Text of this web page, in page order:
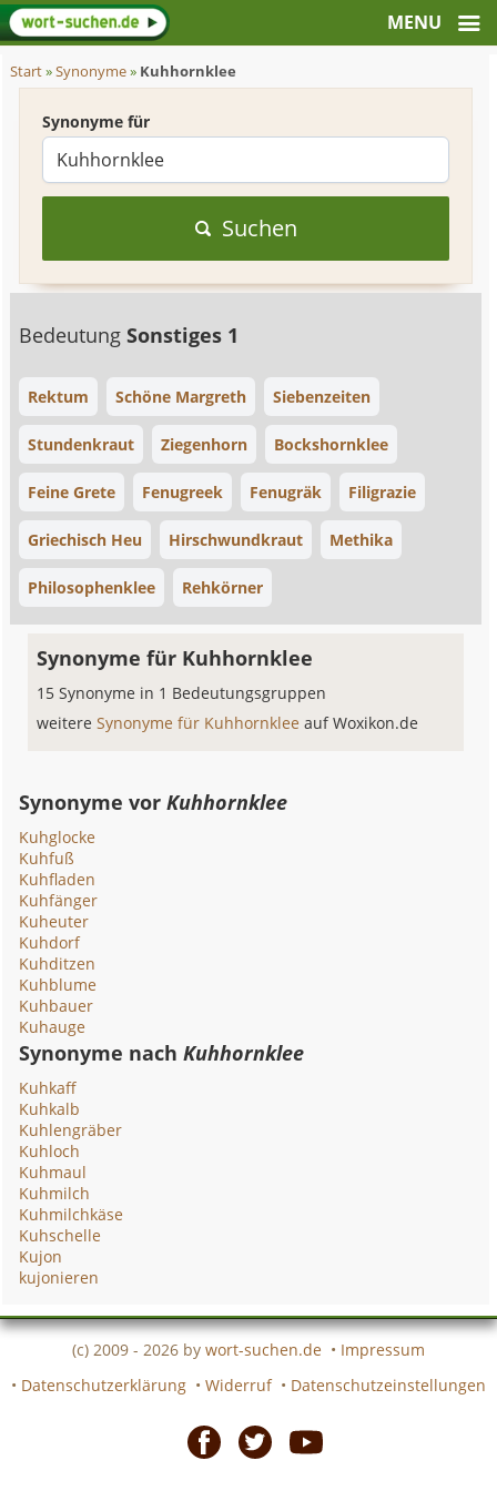
Start»Synonyme» Kuhhornklee
Synonyme für
Suchen
BedeutungSonstiges 1
Rektum Schöne Margreth Siebenzeiten
Stundenkraut Ziegenhorn Bockshornklee
Feine Grete Fenugreek Fenugräk Filigrazie
Griechisch Heu Hirschwundkraut Methika
Philosophenklee Rehkörner
Synonyme für Kuhhornklee
15 Synonyme in 1 Bedeutungsgruppen
weitereSynonyme für Kuhhornkleeauf Woxikon.de
Synonyme vorKuhhornklee
Kuhglocke
Kuhfuß
Kuhfladen
Kuhfänger
Kuheuter
Kuhdorf
Kuhditzen
Kuhblume
Kuhbauer
Kuhauge
Synonyme nachKuhhornklee
Kuhkaff
Kuhkalb
Kuhlengräber
Kuhloch
Kuhmaul
Kuhmilch
Kuhmilchkäse
Kuhschelle
Kujon
kujonieren
(c) 2009 - 2026 by wort-suchen.de • Impressum
• Datenschutzerklärung • Widerruf • Datenschutzeinstellungen